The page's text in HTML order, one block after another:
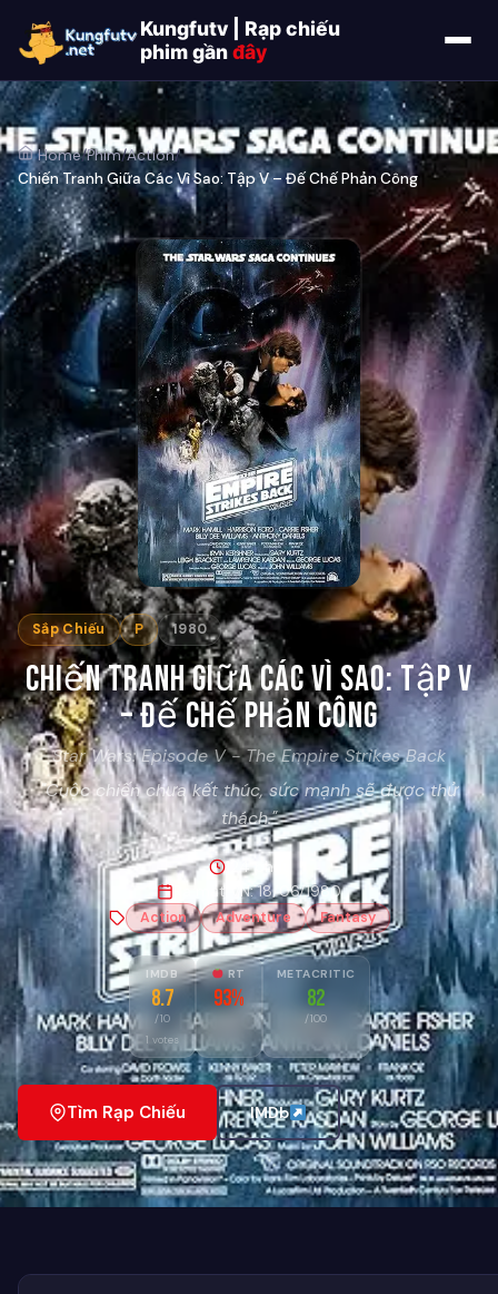
Kungfutv | Rạp chiếu
phim gầnđây
Home/Phim/Action/
Chiến Tranh Giữa Các Vì Sao: Tập V – Đế Chế Phản Công
Sắp Chiếu P 1980
Chiến Tranh Giữa Các Vì Sao: Tập V
– Đế Chế Phản Công
Star Wars: Episode V - The Empire Strikes Back
"Cuộc chiến chưa kết thúc, sức mạnh sẽ được thử
thách."
124 phút
Ra mắt VN: 18/06/1980
Action Adventure Fantasy
IMDB
8.7
/10
1 votes
RT
93%
METACRITIC
82
/100
Tìm Rạp Chiếu IMDb